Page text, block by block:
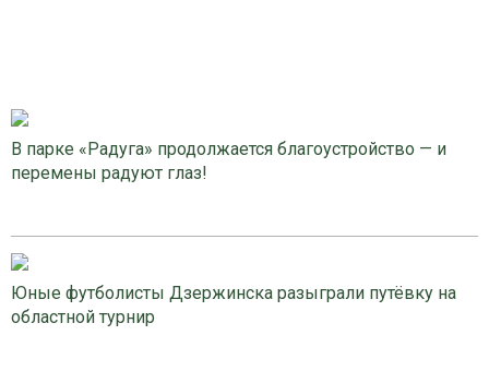
В парке «Радуга» продолжается благоустройство — и
перемены радуют глаз!
Юные футболисты Дзержинска разыграли путёвку на
областной турнир